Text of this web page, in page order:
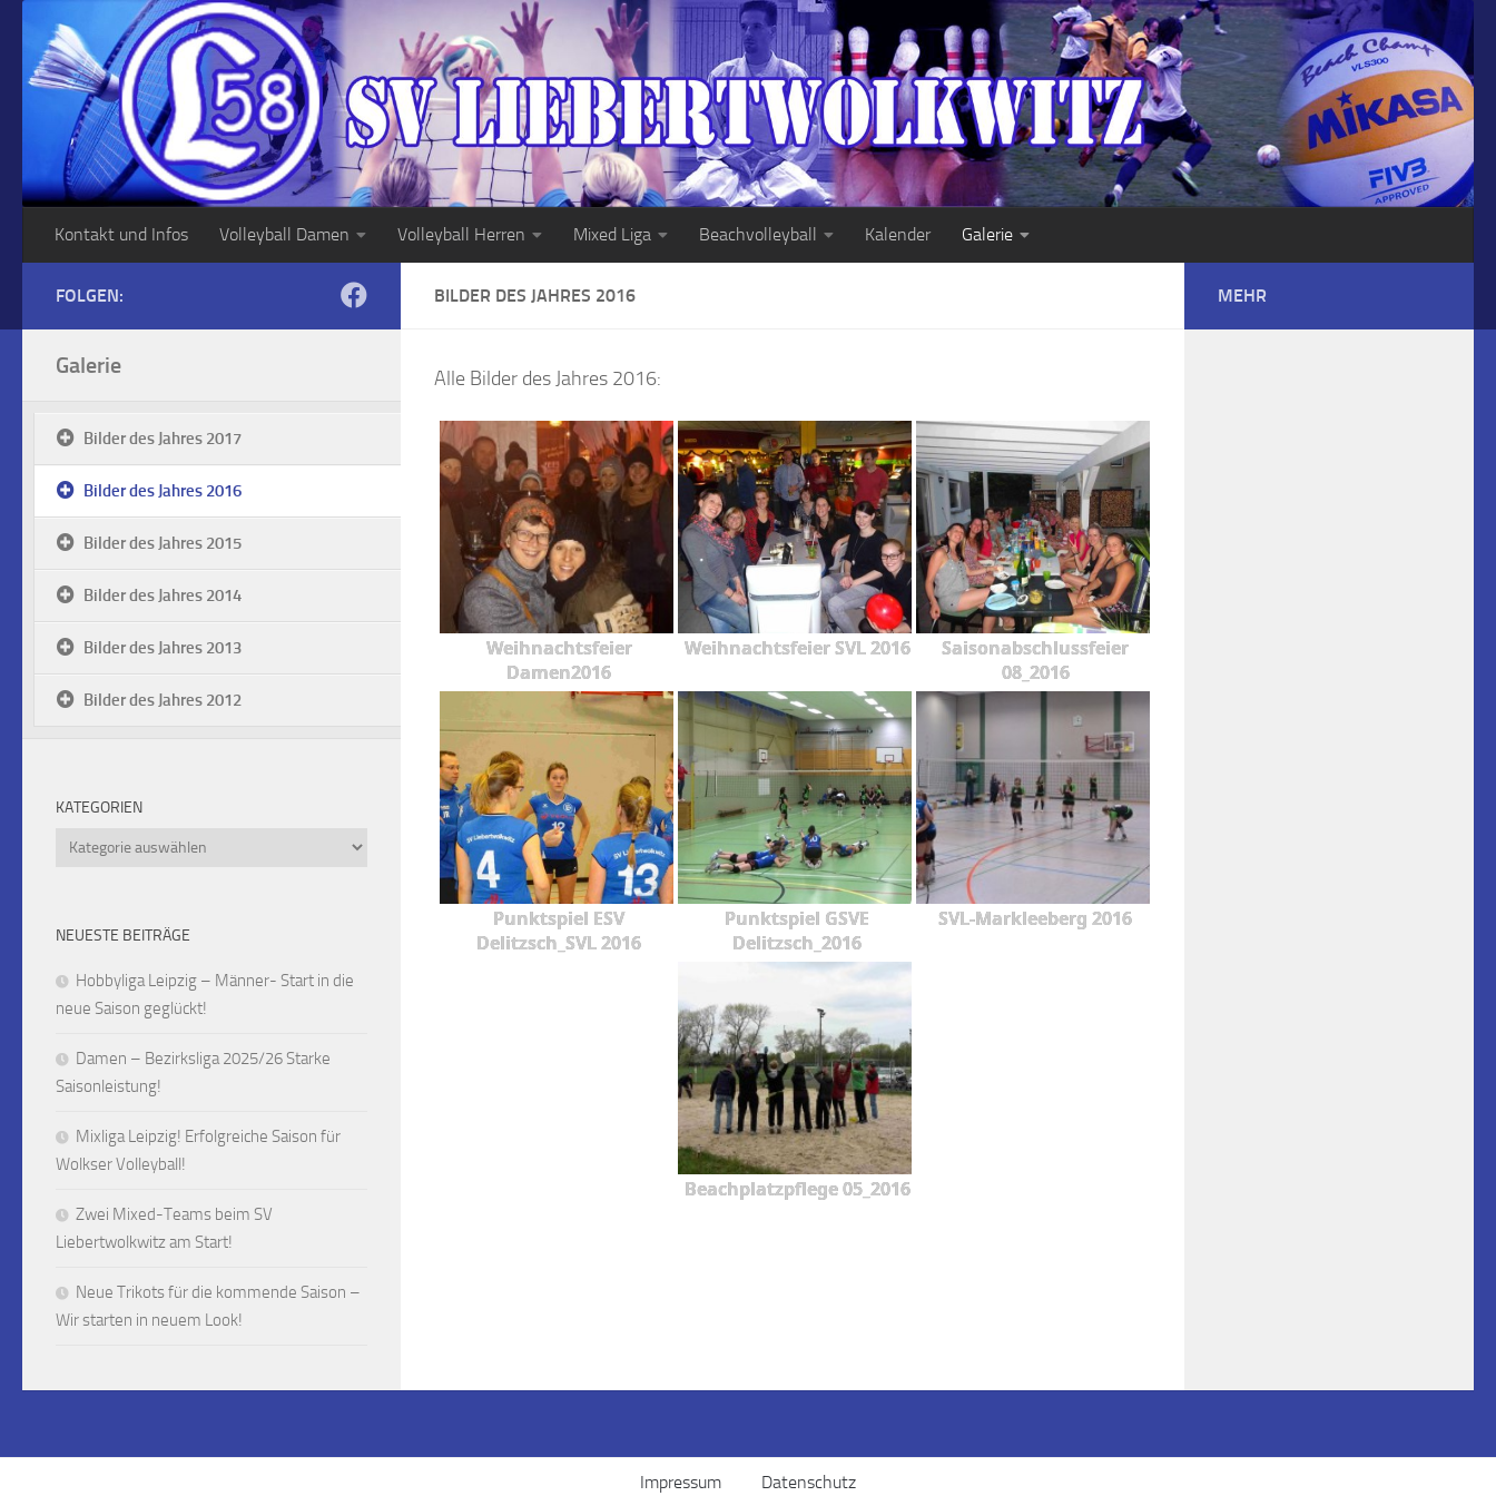
Zum Inhalt springen
Kontakt und Infos Volleyball Damen Volleyball Herren Mixed Liga Beachvolleyball Kalender Galerie
BILDER DES JAHRES 2016
Alle Bilder des Jahres 2016:
Weihnachtsfeier
Damen2016
Weihnachtsfeier SVL 2016
Saisonabschlussfeier
08_2016
Punktspiel ESV
Delitzsch_SVL 2016
Punktspiel GSVE
Delitzsch_2016
SVL-Markleeberg 2016
Beachplatzpflege 05_2016
FOLGEN:
Galerie
Bilder des Jahres 2017
Bilder des Jahres 2016
Bilder des Jahres 2015
Bilder des Jahres 2014
Bilder des Jahres 2013
Bilder des Jahres 2012
KATEGORIEN
Kategorien
NEUESTE BEITRÄGE
Hobbyliga Leipzig – Männer- Start in die
neue Saison geglückt!
Damen – Bezirksliga 2025/26 Starke
Saisonleistung!
Mixliga Leipzig! Erfolgreiche Saison für
Wolkser Volleyball!
Zwei Mixed-Teams beim SV
Liebertwolkwitz am Start!
Neue Trikots für die kommende Saison –
Wir starten in neuem Look!
MEHR
Impressum Datenschutz